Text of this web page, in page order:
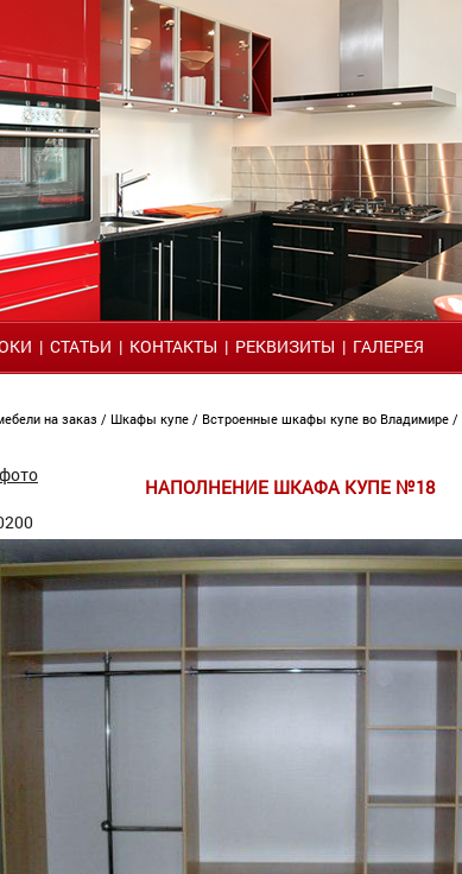
| СТАТЬИ | КОНТАКТЫ | РЕКВИЗИТЫ | ГАЛЕРЕЯ
на заказ / Шкафы купе / Встроенные шкафы купе во Владимире /
НАПОЛНЕНИЕ ШКАФА КУПЕ №18